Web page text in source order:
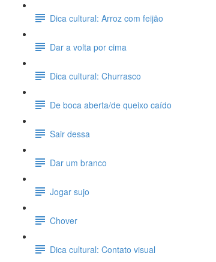
Dica cultural: Arroz com feijão
Dar a volta por cima
Dica cultural: Churrasco
De boca aberta/de queixo caído
Sair dessa
Dar um branco
Jogar sujo
Chover
Dica cultural: Contato visual